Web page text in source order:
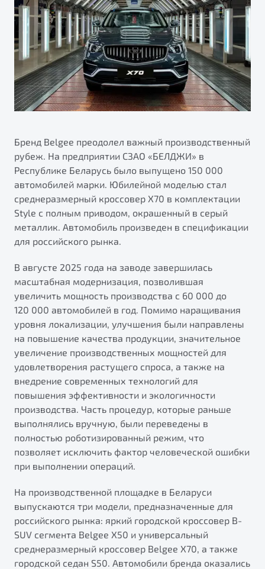
Яркий кроссовер
от 2 219 990 ₽*
Обзор В наличии
от 1 699 990 ₽*
Обзор В наличии
X70
Универсальный кроссовер
Обзор В наличии
Автокредит
Трейд-ин
Страхование
Расчет КАСКО
автомобиля Belgee
Подробно
Автомобили в наличии
Тест-драйв
Автокредит
Спецпредложения
ПОДДЕРЖКА
Гарантия Belgee
Belgee Линк
Belgee Клуб
Belgee Плюс
Клиентская поддержка
Помощь на дорогах
Будьте еще более уверены на дорогах с программой
Преимущества программы
Запись на сервис
Калькулятор ТО
Клиентская поддержка
О дилерском центре
Правовая информация
Бренд Belgee преодолел важный производственный
рубеж. На предприятии СЗАО «БЕЛДЖИ» в
Республике Беларусь было выпущено 150 000
автомобилей марки. Юбилейной моделью стал
среднеразмерный кроссовер X70 в комплектации
Style с полным приводом, окрашенный в серый
металлик. Автомобиль произведен в спецификации
для российского рынка.
В августе 2025 года на заводе завершилась
масштабная модернизация, позволившая
увеличить мощность производства с 60 000 до
120 000 автомобилей в год. Помимо наращивания
уровня локализации, улучшения были направлены
на повышение качества продукции, значительное
увеличение производственных мощностей для
удовлетворения растущего спроса, а также на
внедрение современных технологий для
повышения эффективности и экологичности
производства. Часть процедур, которые раньше
выполнялись вручную, были переведены в
полностью роботизированный режим, что
позволяет исключить фактор человеческой ошибки
при выполнении операций.
На производственной площадке в Беларуси
выпускаются три модели, предназначенные для
российского рынка: яркий городской кроссовер B-
SUV сегмента Belgee X50 и универсальный
среднеразмерный кроссовер Belgee X70, а также
городской седан S50. Автомобили бренда оказались